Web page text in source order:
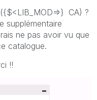
CA) ?
supplémentaire
ne pas avoir vu que
catalogue.
!!